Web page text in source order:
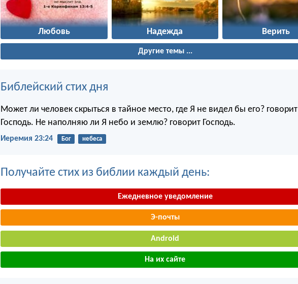
Любовь Надежда Верить
Другие темы ...
Библейский стих дня
Может ли человек скрыться в тайное место, где Я не видел бы его? говорит
Господь. Не наполняю ли Я небо и землю? говорит Господь.
Иеремия 23:24 Бог небеса
Получайте стих из библии каждый день:
Ежедневное уведомление
Э-почты
Android
На их сайте